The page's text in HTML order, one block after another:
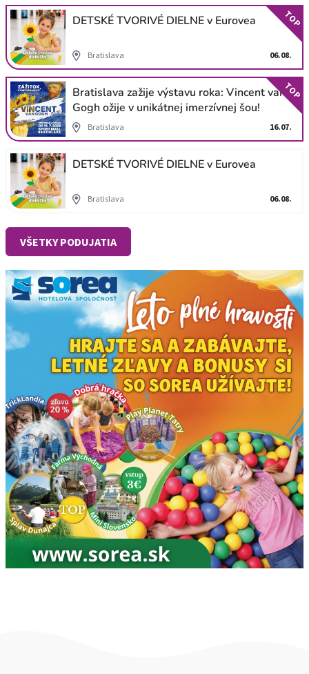
DETSKÉ TVORIVÉ DIELNE v Eurovea
Bratislava 06.08.
TOP
Bratislava zažije výstavu roka: Vincent van
Gogh ožije v unikátnej imerzívnej šou!
Bratislava 16.07.
TOP
DETSKÉ TVORIVÉ DIELNE v Eurovea
Bratislava 06.08.
VŠETKY PODUJATIA